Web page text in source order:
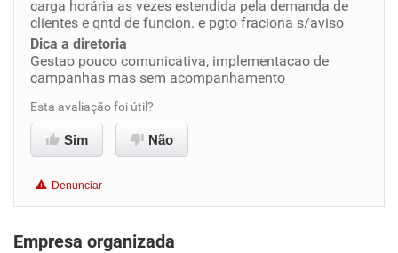
Recomenda esta empresa
Não recomenda a diretoria
carga horária as vezes estendida pela demanda de
clientes e qntd de funcion. e pgto fraciona s/aviso
Dica a diretoria
Gestao pouco comunicativa, implementacao de
campanhas mas sem acompanhamento
Esta avaliação foi útil?
Sim Não
Denunciar
Empresa organizada